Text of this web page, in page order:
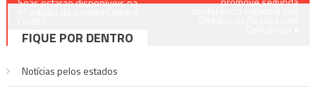
Post
FIQUE POR DENTRO
Notícias pelos estados